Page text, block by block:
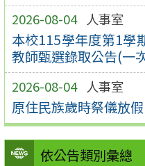
2026-08-04 人事室
本校115學年度第1學
教師甄選錄取公告(一
2026-08-04 人事室
原住民族歲時祭儀放
依公告類別彙總